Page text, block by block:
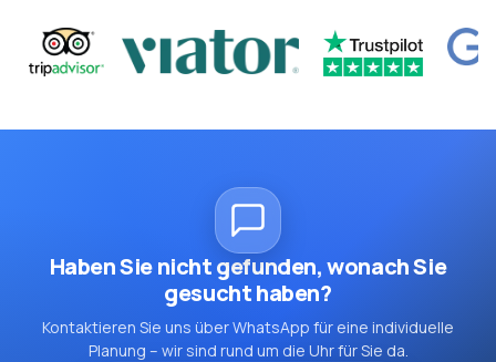
Haben Sie nicht gefunden, wonach Sie
gesucht haben?
Kontaktieren Sie uns über WhatsApp für eine individuelle
Planung – wir sind rund um die Uhr für Sie da.